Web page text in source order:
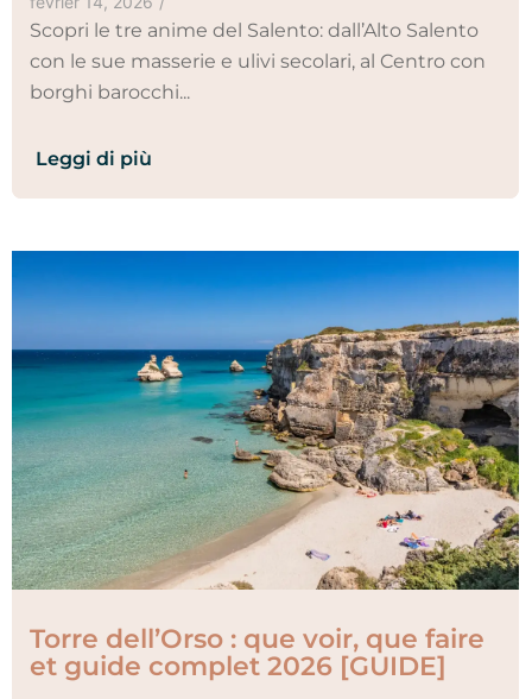
Scopri le tre anime del Salento: dall’Alto Salento
con le sue masserie e ulivi secolari, al Centro con
borghi barocchi...
Leggi di più
Torre dell’Orso : que voir, que faire
et guide complet 2026 [GUIDE]